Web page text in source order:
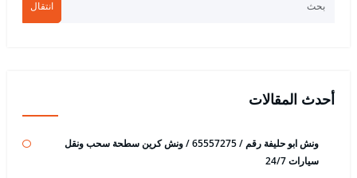
انتقال
أحدث المقالات
ونش ابو حليفة رقم / 65557275 / ونش كرين سطحة سحب ونقل
سيارات 24/7